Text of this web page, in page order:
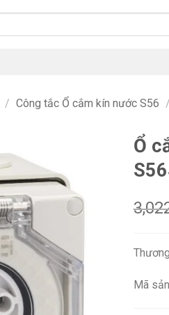
/ Công tắc Ổ cắm kín nước S56 /
Ổ
Mã